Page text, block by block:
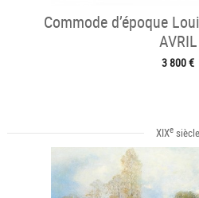
Commode d’époque
AVRIL
3 800 €
XIXe siècle